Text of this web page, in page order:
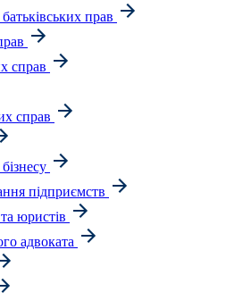
прав
справ
справ
підприємств
юристів
адвоката